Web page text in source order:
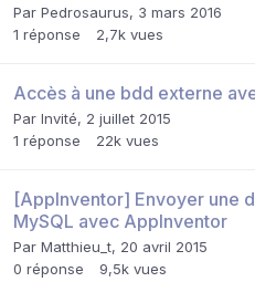
Par Pedrosaurus, 3 mars 2016
1 réponse 2,7k vues
Accès à une bdd externe
Par Invité, 2 juillet 2015
1 réponse 22k vues
[AppInventor] Envoyer une
MySQL avec AppInventor
Par Matthieu_t, 20 avril 2015
0 réponse 9,5k vues